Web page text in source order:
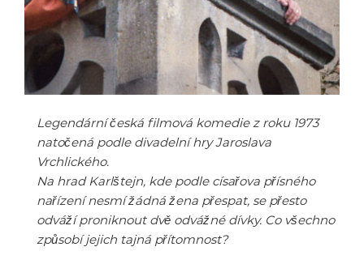
Legendární česká filmová komedie z roku 1973
natočená podle divadelní hry Jaroslava
Vrchlického.
Na hrad Karlštejn, kde podle císařova přísného
nařízení nesmí žádná žena přespat, se přesto
odváží proniknout dvě odvážné dívky. Co všechno
způsobí jejich tajná přítomnost?